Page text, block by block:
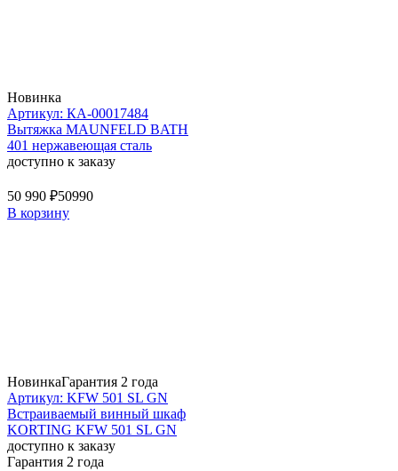
Новинка
Артикул: КА-00017484
Вытяжка MAUNFELD BATH
401 нержавеющая сталь
доступно к заказу
50 990 ₽50990
В корзину
НовинкаГарантия 2 года
Артикул: KFW 501 SL GN
Встраиваемый винный шкаф
KORTING KFW 501 SL GN
доступно к заказу
Гарантия 2 года